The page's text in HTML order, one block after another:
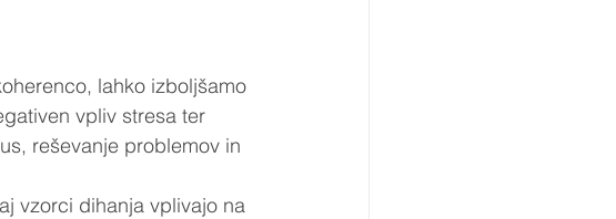
lahko izboljšamo
vpliv stresa ter
reševanje problemov in
vzorci dihanja vplivajo na